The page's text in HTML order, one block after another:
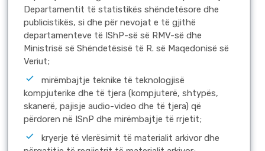
Departamentit të statistikës shëndetësore dhe
publicistikës, si dhe për nevojat e të gjithë
departamenteve të IShP-së së RMV-së dhe
Ministrisë së Shëndetësisë të R. së Maqedonisë së
Veriut;
mirëmbajtje teknike të teknologjisë
kompjuterike dhe të tjera (kompjuterë, shtypës,
skanerë, pajisje audio-video dhe të tjera) që
përdoren në ISnP dhe mirëmbajtje të rrjetit;
kryerje të vlerësimit të materialit arkivor dhe